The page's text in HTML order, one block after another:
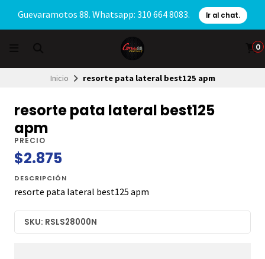
Guevaramotos 88. Whatsapp: 310 664 8083. Ir al chat.
0
Inicio resorte pata lateral best125 apm
resorte pata lateral best125
apm
PRECIO
$2.875
DESCRIPCIÓN
resorte pata lateral best125 apm
SKU: RSLS28000N